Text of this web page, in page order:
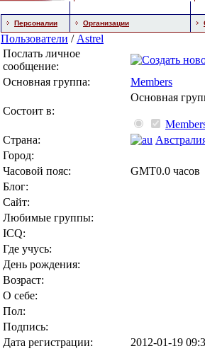
Персоналии Организации
Пользователи / Astrel
Послать личное
сообщение:
Основная группа:
Members
Состоит в:
Основная
Страна:
Город:
Часовой пояс:
GMT0.0 часов
Блог:
Сайт:
Любимые группы:
ICQ:
Где учусь:
День рождения:
Возраст:
О себе:
Пол:
Подпись:
Дата регистрации:
2012-01-19